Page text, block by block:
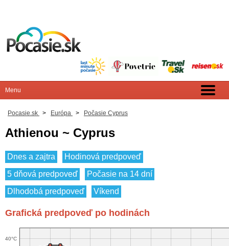
Pocasie.sk > Európa > Počasie Cyprus
Athienou ~ Cyprus
Dnes a zajtra
Hodinová predpoveď
5 dňová predpoveď
Počasie na 14 dní
Dlhodobá predpoveď
Víkend
Grafická predpoveď po hodinách
40°C